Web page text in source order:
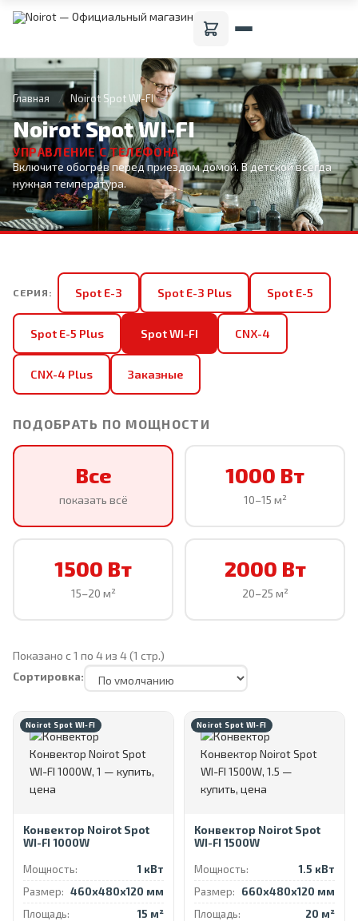
Главная Noirot Spot WI-FI
Noirot Spot WI-FI
УПРАВЛЕНИЕ С ТЕЛЕФОНА
Включите обогрев перед приездом домой. В детской всегда
нужная температура.
СЕРИЯ: Spot E-3 Spot E-3 Plus Spot E-5
Spot E-5 Plus Spot WI-FI CNX-4
CNX-4 Plus Заказные
ПОДОБРАТЬ ПО МОЩНОСТИ
Все
показать всё
1000 Вт
10–15 м²
1500 Вт
15–20 м²
2000 Вт
20–25 м²
Показано с 1 по 4 из 4 (1 стр.)
Сортировка:
Noirot Spot WI-FI
Конвектор Noirot Spot
WI-FI 1000W
Мощность:
1 кВт
Размер: 460x480x120 мм
Площадь:
15 м²
Noirot Spot WI-FI
Конвектор Noirot Spot
WI-FI 1500W
Мощность:
1.5 кВт
Размер:
660x480x120 мм
Площадь:
20 м²